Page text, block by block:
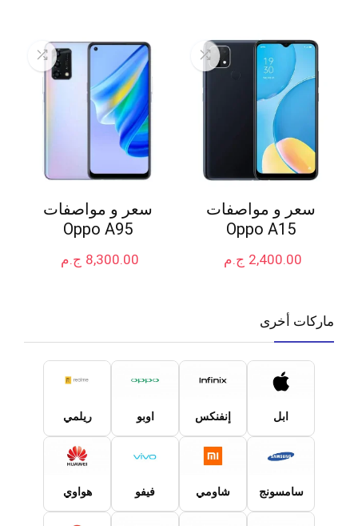
سعر و مواصفات
Oppo A15
ج.م 2,400.00
سعر و مواصفات
Oppo A95
ج.م 8,300.00
ماركات أخرى
ابل إنفنكس اوبو ريلمي
سامسونج شاومي فيفو هواوي